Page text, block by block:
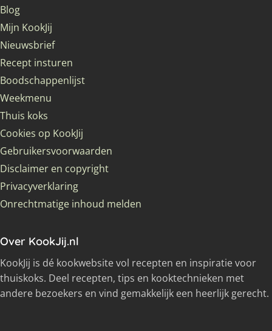
Blog
Mijn KookJij
Nieuwsbrief
Recept insturen
Boodschappenlijst
Weekmenu
Thuis koks
Cookies op KookJij
Gebruikersvoorwaarden
Disclaimer en copyright
Privacyverklaring
Onrechtmatige inhoud melden
Over KookJij.nl
KookJij is dé kookwebsite vol recepten en inspiratie voor
thuiskoks. Deel recepten, tips en kooktechnieken met
andere bezoekers en vind gemakkelijk een heerlijk gerecht.